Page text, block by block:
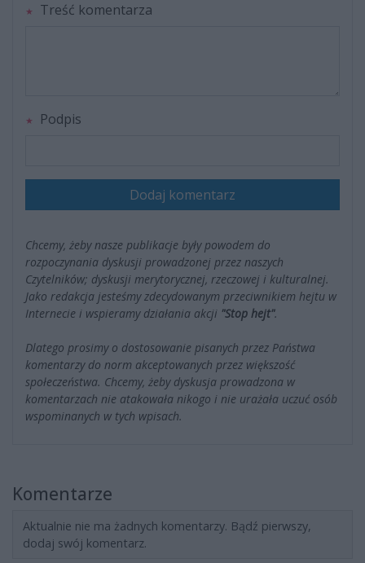
Treść komentarza
Podpis
Dodaj komentarz
Chcemy, żeby nasze publikacje były powodem do
rozpoczynania dyskusji prowadzonej przez naszych
Czytelników; dyskusji merytorycznej, rzeczowej i kulturalnej.
Jako redakcja jesteśmy zdecydowanym przeciwnikiem hejtu w
Internecie i wspieramy działania akcji "Stop hejt".
Dlatego prosimy o dostosowanie pisanych przez Państwa
komentarzy do norm akceptowanych przez większość
społeczeństwa. Chcemy, żeby dyskusja prowadzona w
komentarzach nie atakowała nikogo i nie urażała uczuć osób
wspominanych w tych wpisach.
Komentarze
Aktualnie nie ma żadnych komentarzy. Bądź pierwszy,
dodaj swój komentarz.